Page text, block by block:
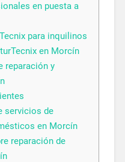
en puesta a
para inquilinos
en Morcín
reparación y
servicios de
en Morcín
reparación de